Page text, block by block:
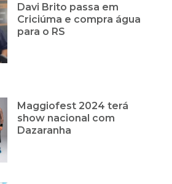
Davi Brito passa em
Criciúma e compra água
para o RS
Maggiofest 2024 terá
show nacional com
Dazaranha